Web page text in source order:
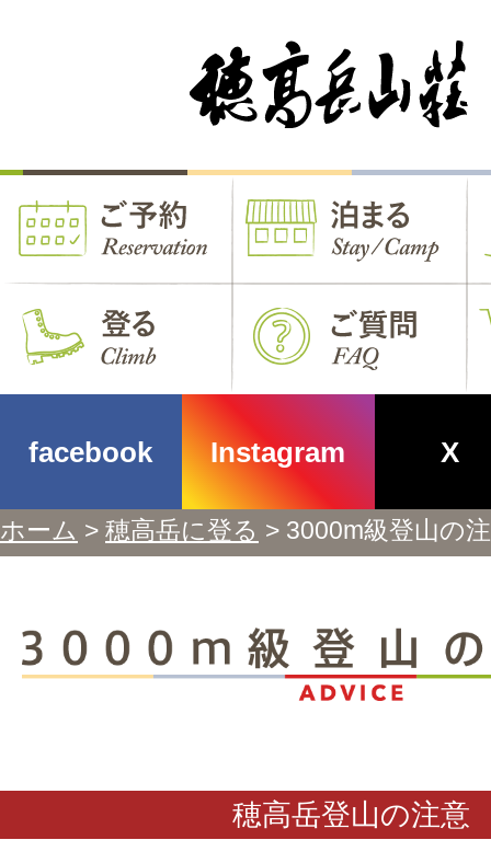
facebook Instagram X
ホーム > 穂高岳に登る > 3000m級登山の
穂高岳登山の注意